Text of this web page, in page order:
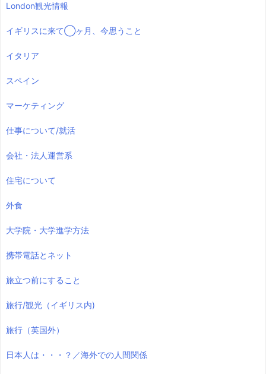
London観光情報
イギリスに来て◯ヶ月、今思うこと
イタリア
スペイン
マーケティング
仕事について/就活
会社・法人運営系
住宅について
外食
大学院・大学進学方法
携帯電話とネット
旅立つ前にすること
旅行/観光（イギリス内)
旅行（英国外）
日本人は・・・？／海外での人間関係